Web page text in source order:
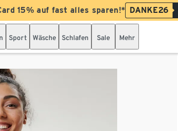
15% auf fast alles sparen!* DANKE26
Sport Wäsche Schlafen Sale Mehr